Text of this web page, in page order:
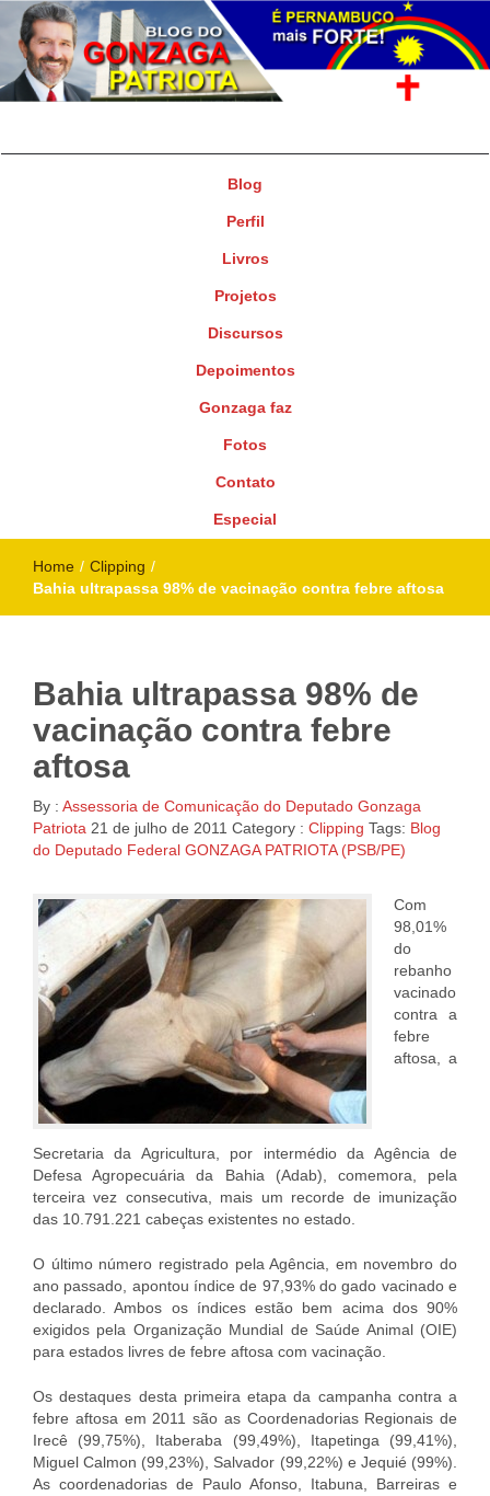
Blog
Perfil
Livros
Projetos
Discursos
Depoimentos
Gonzaga faz
Fotos
Contato
Especial
Home / Clipping /
Bahia ultrapassa 98% de vacinação contra febre aftosa
Bahia ultrapassa 98% de
vacinação contra febre
aftosa
By : Assessoria de Comunicação do Deputado Gonzaga
Patriota 21 de julho de 2011 Category : Clipping Tags: Blog
do Deputado Federal GONZAGA PATRIOTA (PSB/PE)
Com
98,01%
do
rebanho
vacinado
contra a
febre
aftosa, a
Secretaria da Agricultura, por intermédio da Agência de
Defesa Agropecuária da Bahia (Adab), comemora, pela
terceira vez consecutiva, mais um recorde de imunização
das 10.791.221 cabeças existentes no estado.
O último número registrado pela Agência, em novembro do
ano passado, apontou índice de 97,93% do gado vacinado e
declarado. Ambos os índices estão bem acima dos 90%
exigidos pela Organização Mundial de Saúde Animal (OIE)
para estados livres de febre aftosa com vacinação.
Os destaques desta primeira etapa da campanha contra a
febre aftosa em 2011 são as Coordenadorias Regionais de
Irecê (99,75%), Itaberaba (99,49%), Itapetinga (99,41%),
Miguel Calmon (99,23%), Salvador (99,22%) e Jequié (99%).
As coordenadorias de Paulo Afonso, Itabuna, Barreiras e